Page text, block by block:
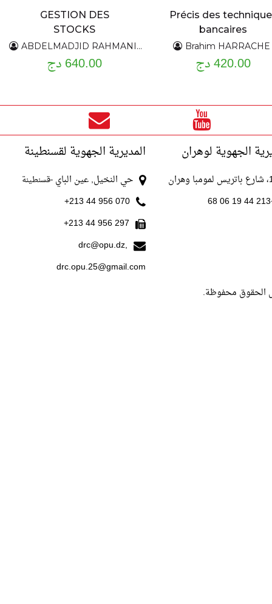
Précis des
bancaires
Brahim HARRACHE
420.00 دج
GESTION DES
STOCKS
ABDELMADJID RAHMANI - FAOUZI GHIDOUCHE
640.00 دج
الجهوية لوهران المديرية الجهوية لقسنطينة
حي النخيل, عين الباي -قسنطينة
070 956 44 213+
297 956 44 213+
drc@opu.dz,
drc.opu.25@gmail.com
الحقوق محفوظة.